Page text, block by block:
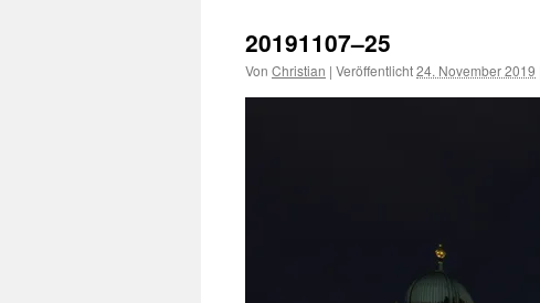
20191107–25
Von Christian | Veröffentlicht24. November 2019